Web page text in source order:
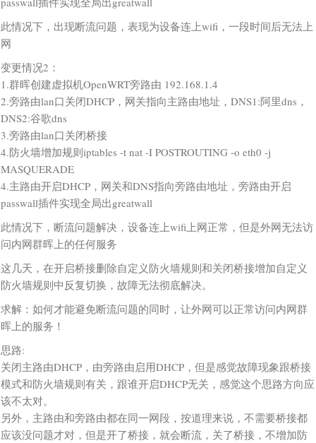
此情况下，出现断流问题，表现为设备连上wifi，一段时间后无法上
网
变更情况2：
1.群晖创建虚拟机OpenWRT旁路由 192.168.1.4
2.旁路由lan口关闭DHCP，网关指向主路由地址，DNS1:阿里dns，
DNS2:谷歌dns
3.旁路由lan口关闭桥接
4.防火墙增加规则iptables -t nat -I POSTROUTING -o eth0 -j
MASQUERADE
4.主路由开启DHCP，网关和DNS指向旁路由地址，旁路由开启
passwall插件实现全局出greatwall
此情况下，断流问题解决，设备连上wifi上网正常，但是外网无法访
问内网群晖上的任何服务
这几天，在开启桥接删除自定义防火墙规则和关闭桥接增加自定义
防火墙规则中反复切换，故障无法彻底解决。
求解：如何才能避免断流问题的同时，让外网可以正常访问内网群
晖上的服务！
思路:
关闭主路由DHCP，由旁路由启用DHCP，但是感觉故障现象跟桥接
模式和防火墙规则有关，跟谁开启DHCP无关，感觉这个思路方向应
该不太对。
另外，主路由和旁路由都在同一网段，按道理来说，不需要桥接都
应该没问题才对，但是开了桥接，就会断流，关了桥接，不增加防